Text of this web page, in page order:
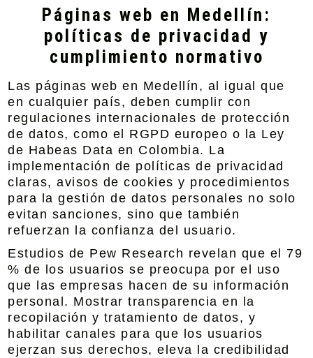
Páginas web en Medellín:
políticas de privacidad y
cumplimiento normativo
Las páginas web en Medellín, al igual que
en cualquier país, deben cumplir con
regulaciones internacionales de protección
de datos, como el RGPD europeo o la Ley
de Habeas Data en Colombia. La
implementación de políticas de privacidad
claras, avisos de cookies y procedimientos
para la gestión de datos personales no solo
evitan sanciones, sino que también
refuerzan la confianza del usuario.
Estudios de Pew Research revelan que el 79
% de los usuarios se preocupa por el uso
que las empresas hacen de su información
personal. Mostrar transparencia en la
recopilación y tratamiento de datos, y
habilitar canales para que los usuarios
ejerzan sus derechos, eleva la credibilidad